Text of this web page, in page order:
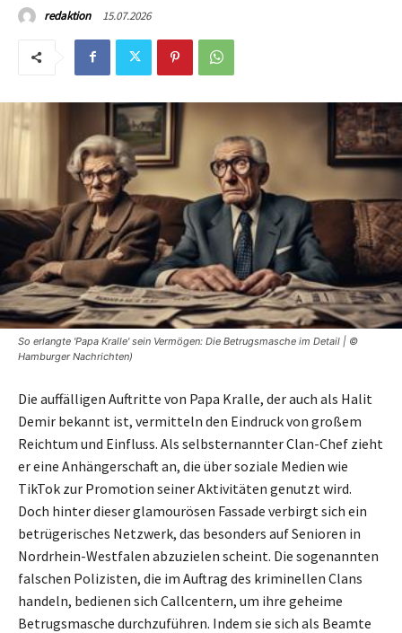
redaktion 15.07.2026
So erlangte 'Papa Kralle' sein Vermögen: Die Betrugsmasche im Detail | ©
Hamburger Nachrichten)
Die auffälligen Auftritte von Papa Kralle, der auch als Halit
Demir bekannt ist, vermitteln den Eindruck von großem
Reichtum und Einfluss. Als selbsternannter Clan-Chef zieht
er eine Anhängerschaft an, die über soziale Medien wie
TikTok zur Promotion seiner Aktivitäten genutzt wird.
Doch hinter dieser glamourösen Fassade verbirgt sich ein
betrügerisches Netzwerk, das besonders auf Senioren in
Nordrhein-Westfalen abzuzielen scheint. Die sogenannten
falschen Polizisten, die im Auftrag des kriminellen Clans
handeln, bedienen sich Callcentern, um ihre geheime
Betrugsmasche durchzuführen. Indem sie sich als Beamte